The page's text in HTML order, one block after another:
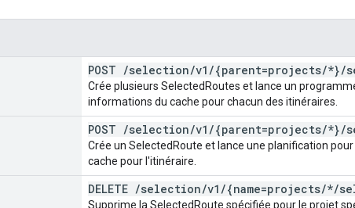
POST /selection/v1 /{parent=projects/*}/
Crée plusieurs SelectedRoutes et lance un
informations du cache pour chacun des itinéraires.
POST /selection/v1 /{parent=projects/*}/
Crée un SelectedRoute et lance une planification
cache pour l'itinéraire.
DELETE /selection/v1 /{name=projects/*/
Supprime la SelectedRoute spécifiée pour le projet